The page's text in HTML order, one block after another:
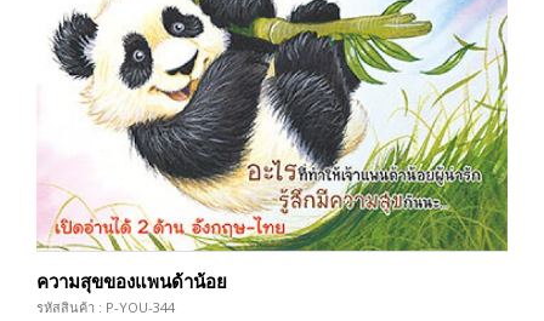
ความสุขของแพนด้าน้อย
รหัสสินค้า : P-YOU-344